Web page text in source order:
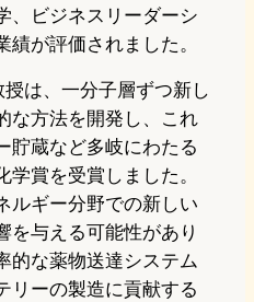
、ビジネスリーダーシ
績が評価されました。
は、一分子層ずつ新し
な方法を開発し、これ
貯蔵など多岐にわたる
賞を受賞しました。
ルギー分野での新しい
を与える可能性があり
的な薬物送達システム
リーの製造に貢献する